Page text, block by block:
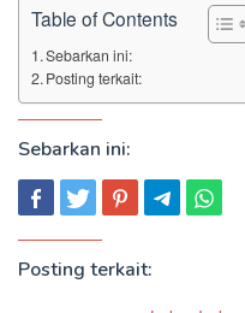
Table of Contents
Sebarkan ini:
Posting terkait:
Sebarkan ini:
Posting terkait: